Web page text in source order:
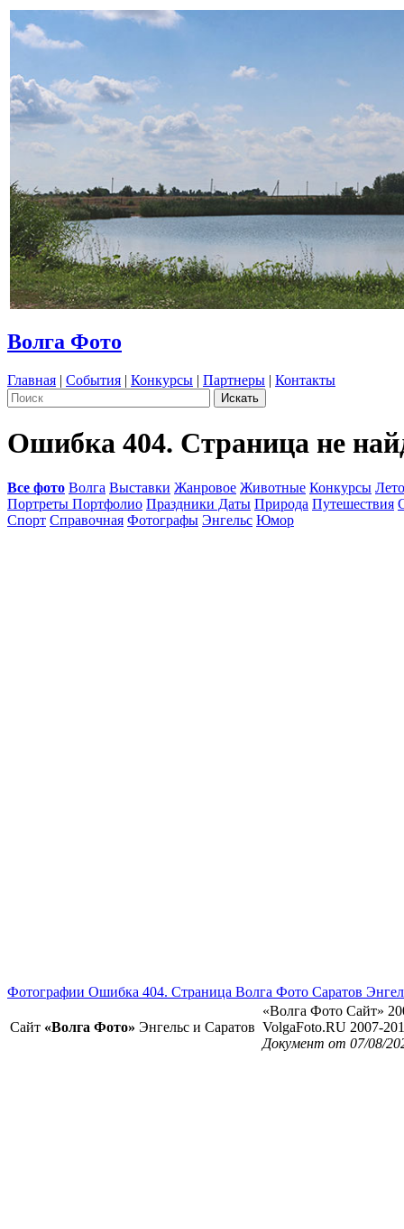
Волга Фото
Главная | События | Конкурсы | Партнеры | Контакты
Ошибка 404. Страница не
Все фото Волга Выставки Жанровое Животные Конкурсы
Портреты Портфолио Праздники Даты Природа Путешествия
Спорт Справочная Фотографы Энгельс Юмор
Фотографии Ошибка 404. Страница Волга Фото Саратов
Сайт «Волга Фото» Энгельс и Саратов
«Волга Фото Сайт»
VolgaFoto.RU 2007-
Документ от 07/08/